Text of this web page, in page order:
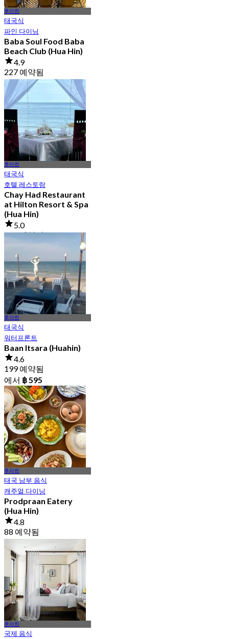
후아힌
태국식
파인 다이닝
Baba Soul Food Baba
Beach Club (Hua Hin)
4.9
227 예약됨
에서
฿ 700
후아힌
태국식
호텔 레스토랑
Chay Had Restaurant
at Hilton Resort & Spa
(Hua Hin)
5.0
118 예약됨
฿ 2,250
후아힌
태국식
워터프론트
Baan Itsara (Huahin)
4.6
199 예약됨
에서 ฿ 595
후아힌
태국 남부 음식
캐주얼 다이닝
Prodpraan Eatery
(Hua Hin)
4.8
88 예약됨
후아힌
국제 음식